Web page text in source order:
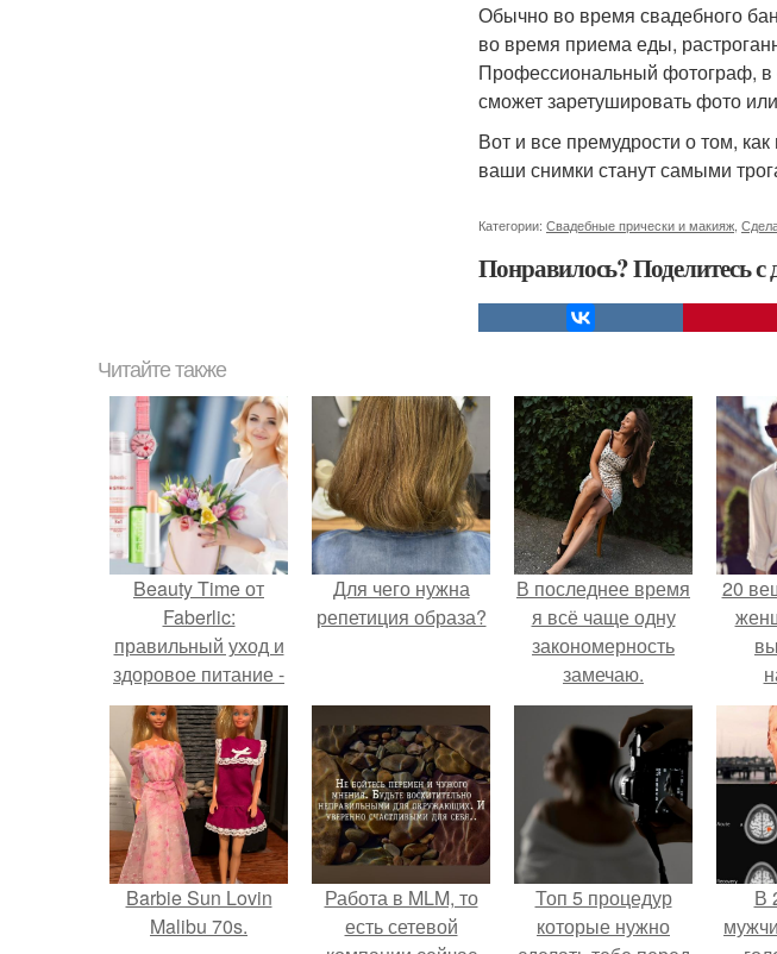
Обычно во время свадебного
во время приема еды,
Профессиональный фотограф, в
сможет заретушировать фото
Вот и все премудрости о том,
ваши снимки станут самыми
Категории: Свадебные прически и макияж
Понравилось? Поделитесь с
Читайте также
Beauty Time от
Faberlic:
правильный уход и
здоровое питание -
залог сохранения
молодости и
красоты!
Для чего нужна
репетиция образа?
В последнее время
я всё чаще одну
закономерность
замечаю.
20
Barbie Sun Lovin
Malibu 70s.
Работа в MLM, то
есть сетевой
Топ 5 процедур
которые нужно
В